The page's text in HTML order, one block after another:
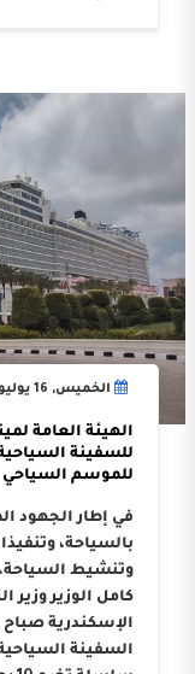
الخميس, 16 يوليو 2026
الهيئة العامة
للموسم السياحي
في إطار الجهود
بالسياحة،
وتنشيط
كامل الوزير وزير